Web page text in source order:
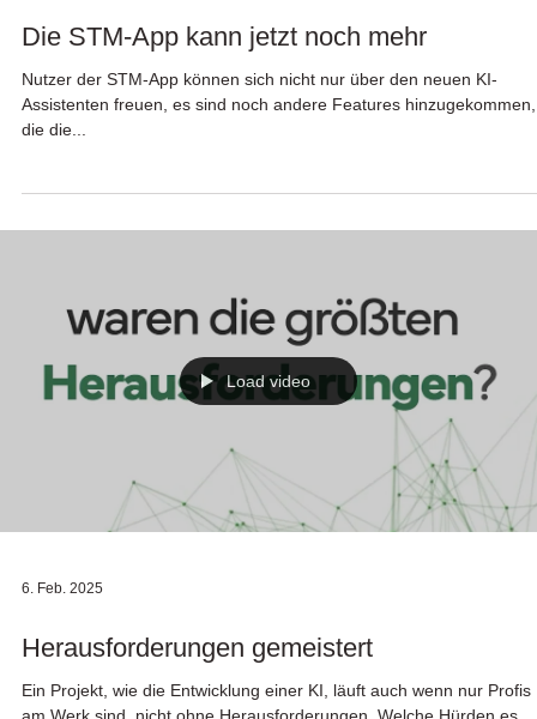
Die STM-App kann jetzt noch mehr
Nutzer der STM-App können sich nicht nur über den neuen KI-
Assistenten freuen, es sind noch andere Features hinzugekommen,
die die...
Load video
6. Feb. 2025
Herausforderungen gemeistert
Ein Projekt, wie die Entwicklung einer KI, läuft auch wenn nur Profis